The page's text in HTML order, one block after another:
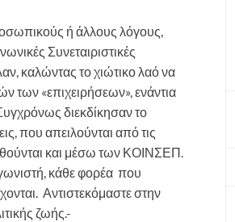
ή άλλους λόγους,
Συνεταιριστικές
καλώντας το χιώτικο λαό να
των «επιχειρήσεων», ενάντια
διεκδίκησαν το
που απειλούνται από τις
και μέσω των ΚΟΙΝΣΕΠ.
κάθε φορέα που
Αντιστεκόμαστε στην
ζωής.-